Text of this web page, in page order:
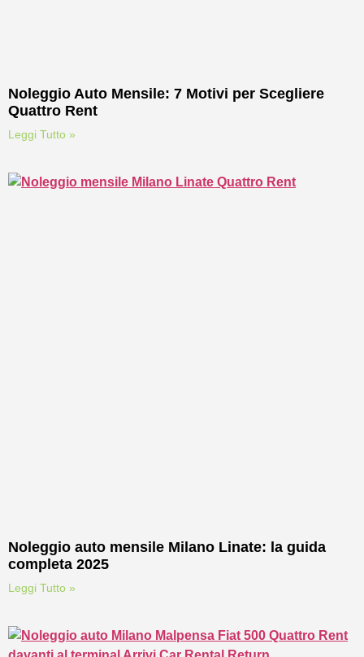
Noleggio Auto Mensile: 7 Motivi per Scegliere
Quattro Rent
Leggi Tutto »
Noleggio auto mensile Milano Linate: la guida
completa 2025
Leggi Tutto »